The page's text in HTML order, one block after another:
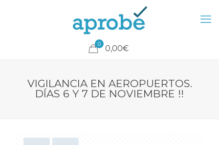
0 0,00€
VIGILANCIA EN AEROPUERTOS.
DÍAS 6 Y 7 DE NOVIEMBRE !!